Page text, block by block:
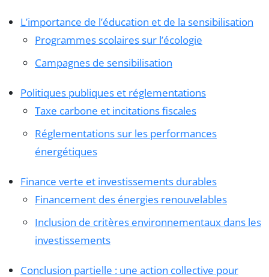
L’importance de l’éducation et de la sensibilisation
Programmes scolaires sur l’écologie
Campagnes de sensibilisation
Politiques publiques et réglementations
Taxe carbone et incitations fiscales
Réglementations sur les performances
énergétiques
Finance verte et investissements durables
Financement des énergies renouvelables
Inclusion de critères environnementaux dans les
investissements
Conclusion partielle : une action collective pour